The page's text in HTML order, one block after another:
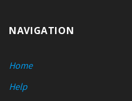
NAVIGATION
Home
Help